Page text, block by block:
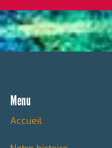
Menu
Accueil